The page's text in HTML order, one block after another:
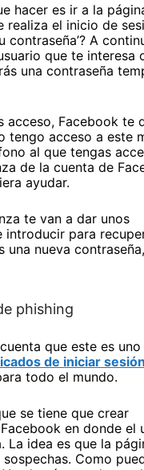
hacer es ir a la
realiza el inicio de
contraseña’? A
que te interesa
una contraseña
acceso, Facebook te
tengo acceso a este
al que tengas
de la cuenta de
ayudar.
te van a dar unos
para
una nueva
phishing
que este es
de iniciar
todo el mundo.
se tiene que crear
en donde el
La idea es que la
Como